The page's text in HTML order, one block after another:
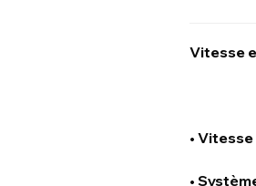
Vitesse
• Vitesse
•